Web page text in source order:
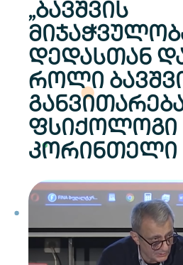
„ბავშვის
დედასთან
როლი
ფსიქოლოგი
კორინთელი